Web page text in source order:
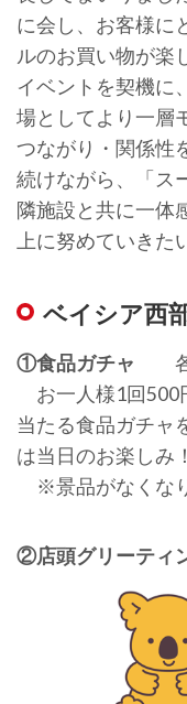
に会し、お客様に
ルのお買い物が楽
イベントを契機に
場としてより一層
つながり・関係性
続けながら、「ス
隣施設と共に一体
上に努めていきた
ベイシア西
①食品ガチャ 各
お一人様1回500
当たる食品ガチャ
は当日のお楽しみ
※景品がなくな
②店頭グリーティ